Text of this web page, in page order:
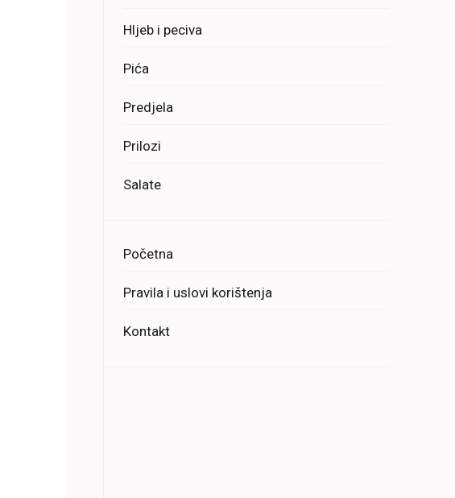
Hljeb i peciva
Pića
Predjela
Prilozi
Salate
Početna
Pravila i uslovi korištenja
Kontakt